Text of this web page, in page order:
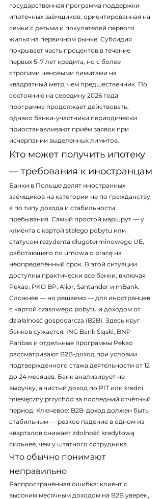
государственная программа поддержки
ипотечных заёмщиков, ориентированная на
семьи с детьми и покупателей первого
жилья на первичном рынке. Субсидия
покрывает часть процентов в течение
первых 5–7 лет кредита, но с более
строгими ценовыми лимитами на
квадратный метр, чем предшественник. По
состоянию на середину 2026 года
программа продолжает действовать,
однако банки-участники периодически
приостанавливают приём заявок при
исчерпании выделенных лимитов.
Кто может получить ипотеку
— требования к иностранцам
Банки в Польше делят иностранных
заёмщиков на категории не по гражданству,
а по типу дохода и стабильности
пребывания. Самый простой маршрут — у
клиента с картой stałego pobytu или
статусом rezydenta długoterminowego UE,
работающего по umowa o pracę на
неопределённый срок. В этой ситуации
доступны практически все банки, включая
Pekao, PKO BP, Alior, Santander и mBank.
Сложнее — но решаемо — для иностранцев
с картой czasowego pobytu и доходом от
działalność gospodarcza (B2B). Здесь круг
банков сужается: ING Bank Śląski, BNP
Paribas и отдельные программы Pekao
рассматривают B2B-доход при условии
подтверждённого стажа деятельности от 12
до 24 месяцев. Банк анализирует не
выручку, а чистый доход по PIT или średni
miesięczny przychód за последний отчётный
период. Ключевое: B2B-доход должен быть
стабильным — резкое падение в одном из
кварталов снижает zdolność kredytową
сильнее, чем у штатного сотрудника.
Что обычно понимают
неправильно
Распространённая ошибка: клиент с
высоким месячным доходом на B2B уверен,